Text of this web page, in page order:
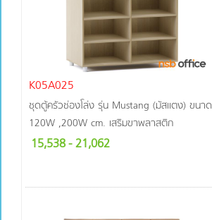
K05A025
ชุดตู้ครัวช่องโล่ง รุ่น Mustang (มัสแตง) ขนาด
120W ,200W cm. เสริมขาพลาสติก
15,538- 21,062